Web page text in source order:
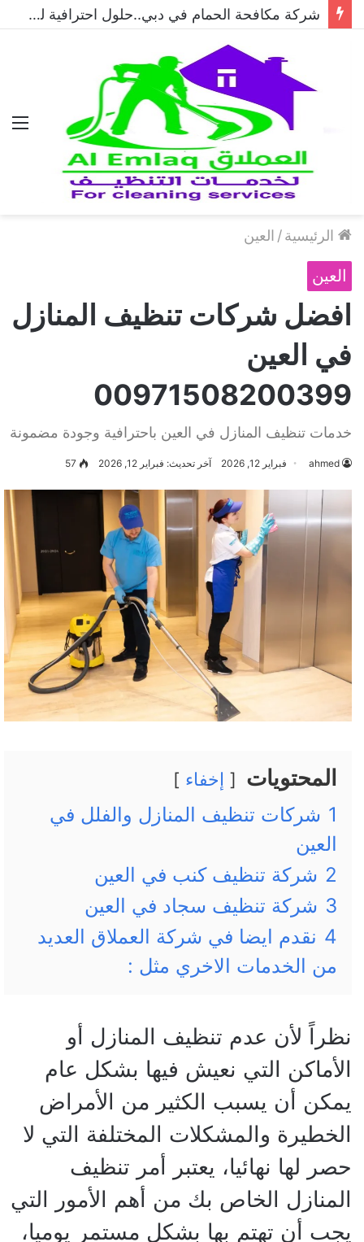
شركة مكافحة الحمام في دبي..حلول احترافية لطرد الحمام وحماية المباني نهائيًا
الرئيسية/ العين
العين
افضل شركات تنظيف المنازل
في العين
00971508200399
خدمات تنظيف المنازل في العين باحترافية وجودة مضمونة
ahmed فبراير 12, 2026 آخر تحديث: فبراير 12, 2026 57
المحتويات إخفاء
1 شركات تنظيف المنازل والفلل في
العين
2 شركة تنظيف كنب في العين
3 شركة تنظيف سجاد في العين
4 نقدم ايضا في شركة العملاق العديد
من الخدمات الاخري مثل :
نظراً لأن عدم تنظيف المنازل أو
الأماكن التي نعيش فيها بشكل عام
يمكن أن يسبب الكثير من الأمراض
الخطيرة والمشكلات المختلفة التي لا
حصر لها نهائيا، يعتبر أمر تنظيف
المنازل الخاص بك من أهم الأمور التي
يجب أن تهتم بها بشكل مستمر يوميا،